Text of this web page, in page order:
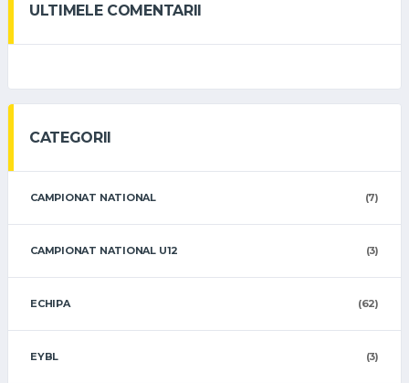
ULTIMELE COMENTARII
CATEGORII
CAMPIONAT NATIONAL (7)
CAMPIONAT NATIONAL U12 (3)
ECHIPA (62)
EYBL (3)